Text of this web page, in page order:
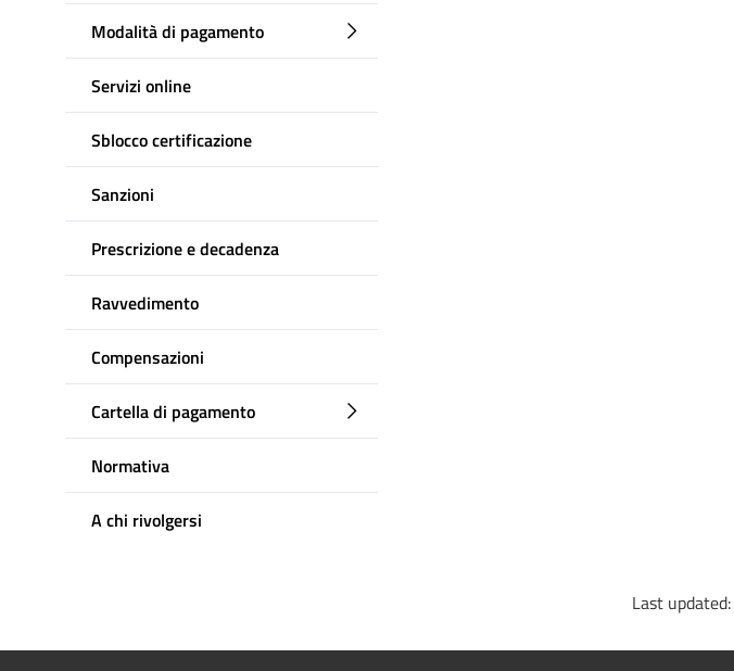
Modalità di pagamento
Servizi online
Sblocco certificazione
Sanzioni
Prescrizione e decadenza
Ravvedimento
Compensazioni
Cartella di pagamento
Normativa
A chi rivolgersi
Last updated: